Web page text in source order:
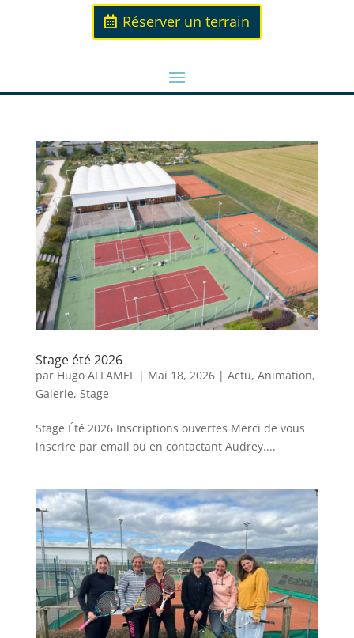
Réserver un terrain
Stage été 2026
par Hugo ALLAMEL | Mai 18, 2026| Actu, Animation,
Galerie, Stage
Stage Été 2026 Inscriptions ouvertes Merci de vous
inscrire par email ou en contactant Audrey....